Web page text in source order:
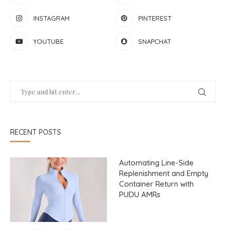
INSTAGRAM PINTEREST
YOUTUBE SNAPCHAT
RECENT POSTS
Automating Line-Side
Replenishment and Empty
Container Return with
PUDU AMRs